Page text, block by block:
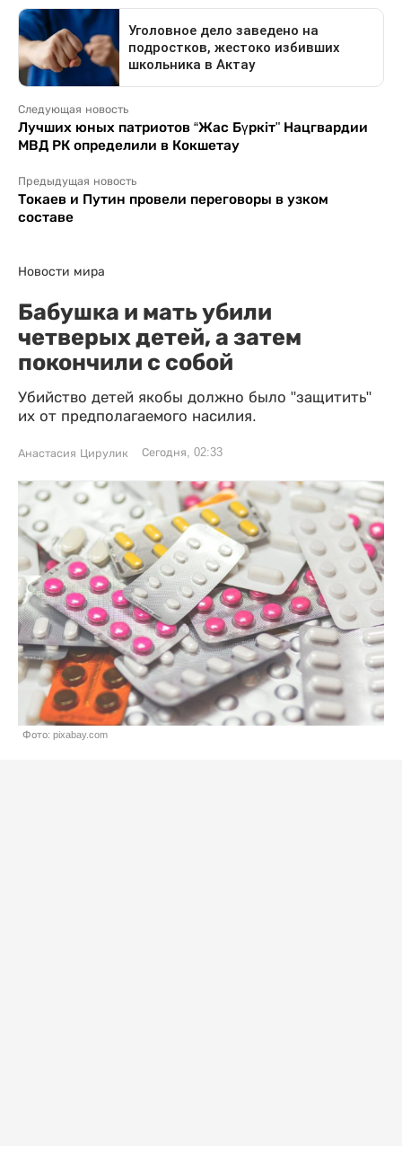
Следующая новость
Лучших юных патриотов “Жас Бүркіт" Нацгвардии
МВД РК определили в Кокшетау
Предыдущая новость
Токаев и Путин провели переговоры в узком
составе
Новости мира
Бабушка и мать убили
четверых детей, а затем
покончили с собой
Убийство детей якобы должно было "защитить"
их от предполагаемого насилия.
Анастасия Цирулик Сегодня, 02:33
Фото: pixabay.com